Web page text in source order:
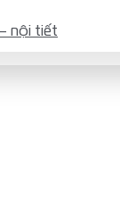
nội tiết